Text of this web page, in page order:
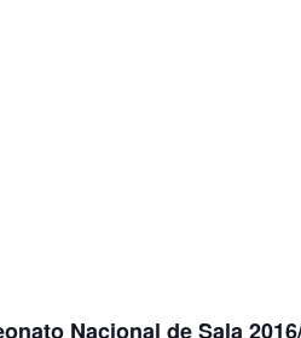
Nacional de Sala